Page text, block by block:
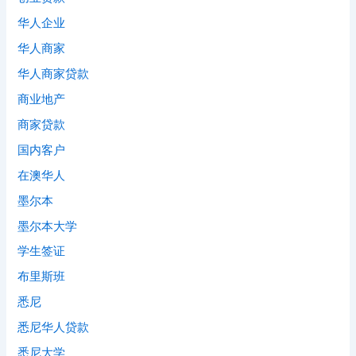
华人企业
华人商家
华人商家贷款
商业地产
商家贷款
国内客户
在澳华人
墨尔本
墨尔本大学
学生签证
布里斯班
悉尼
悉尼华人贷款
悉尼大学